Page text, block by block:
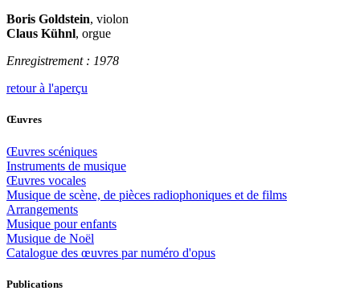
Boris Goldstein, violon
Claus Kühnl, orgue
Enregistrement : 1978
retour à l'aperçu
Œuvres
Œuvres scéniques
Instruments de musique
Œuvres vocales
Musique de scène, de pièces radiophoniques et de films
Arrangements
Musique pour enfants
Musique de Noël
Catalogue des œuvres par numéro d'opus
Publications